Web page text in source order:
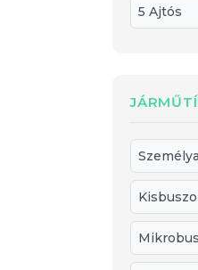
5 Ajtós